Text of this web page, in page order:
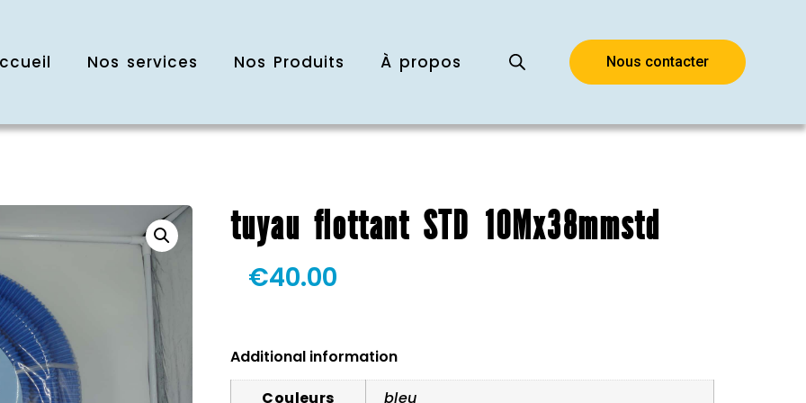
Nos services Nos Produits À propos Nous contacter
tuyau flottant STD 10Mx38mmstd
€40.00
Additional information
Couleurs
bleu